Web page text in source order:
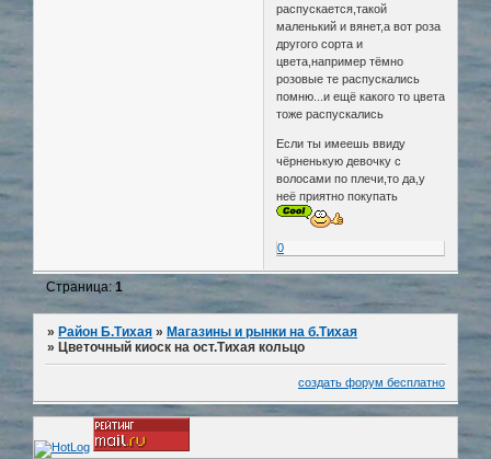
распускается,такой
маленький и вянет,а вот роза
другого сорта и
цвета,например тёмно
розовые те распускались
помню...и ещё какого то цвета
тоже распускались
Если ты имеешь ввиду
чёрненькую девочку с
волосами по плечи,то да,у
неё приятно покупать
0
Страница:1
» Район Б.Тихая » Магазины и рынки на б.Тихая
» Цветочный киоск на ост.Тихая кольцо
создать форум бесплатно